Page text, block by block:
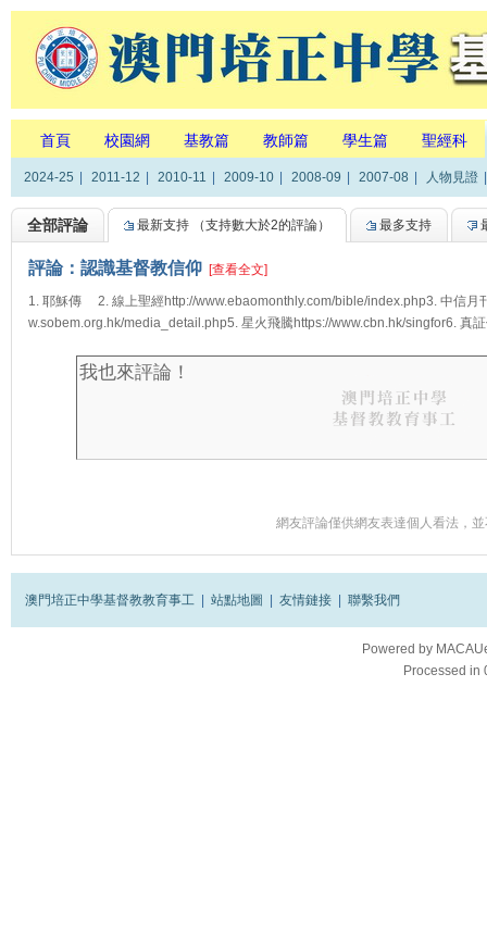
首頁 校園網 基教篇 教師篇 學生篇 聖經科
2024-25 2011-12 2010-11 2009-10 2008-09 2007-08 人物見證
全部評論 最新支持 （支持數大於2的評論） 最多支持
評論：認識基督教信仰 [查看全文]
1. 耶穌傳 2. 線上聖經http://www.ebaomonthly.com/bible/index.php3. 中信月
w.sobem.org.hk/media_detail.php5. 星火飛騰https://www.cbn.hk/singfor6. 真
網友評論僅供網友表達個人看法，
澳門培正中學基督教教育事工 站點地圖 友情鏈接 聯繫我們
Powered by
Processed in